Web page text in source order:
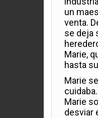
un
venta.
se deja
Marie,
hasta
Marie
Marie
desviar